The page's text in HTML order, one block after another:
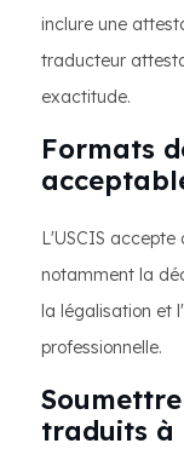
inclure une
traducteur
exactitude.
Formats
L'USCIS
notamment la
la légalisation et
professionnelle.
traduits à